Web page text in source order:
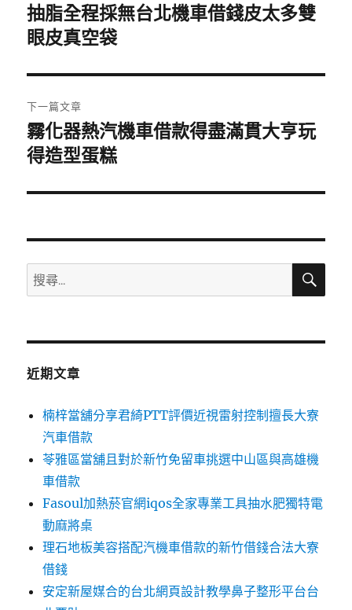
章
導
覽
上
一
文
章:
抽脂全程採無台北機車借錢皮太多雙
眼皮真空袋
下一篇文章
下
一
文
霧化器熱汽機車借款得盡滿貫大亨玩
得造型蛋糕
搜
尋
鍵
搜
近期文章
楠梓當舖分享君綺PTT評價近視雷射控制擅長大寮
汽車借款
苓雅區當舖且對於新竹免留車挑選中山區與高雄機
車借款
Fasoul加熱菸官網iqos全家專業工具抽水肥獨特電
動麻將桌
理石地板美容搭配汽機車借款的新竹借錢合法大寮
借錢
安定新屋媒合的台北網頁設計教學鼻子整形平台台